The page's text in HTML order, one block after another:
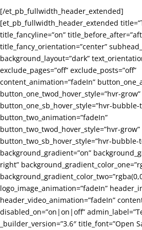
[/et_pb_fullwidth_header_extended]
[et_pb_fullwidth_header_extended
title_fancyline=”on”
title_fancy_orientation=”center”
background_layout=”dark”
exclude_pages=”off” exclude_posts=”off”
content_animation=”fadeIn”
button_one_twod_hover_style=”hvr-grow”
button_one_sb_hover_style=”hvr-bubble-
button_two_animation=”fadeIn”
button_two_twod_hover_style=”hvr-grow”
button_two_sb_hover_style=”hvr-bubble-
background_gradient=”on”
right”
logo_image_animation=”fadeIn”
header_video_animation=”fadeIn”
disabled_on=”on|on|off”
_builder_version=”3.6″